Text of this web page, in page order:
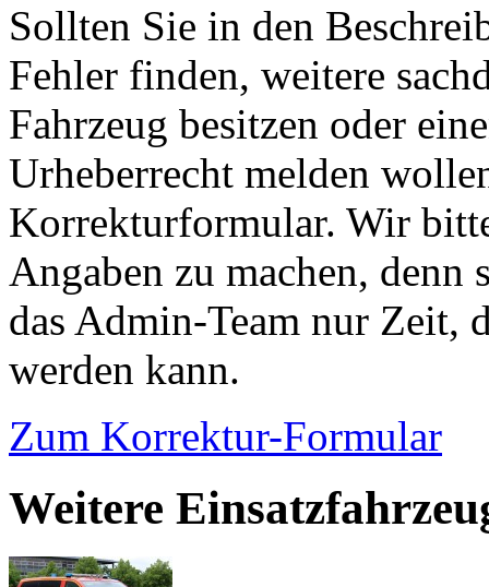
Sollten Sie in den
Fehler finden, weitere
Fahrzeug besitzen oder
Urheberrecht melden
Korrekturformular. Wir
Angaben zu machen,
das Admin-Team nur Zeit,
werden kann.
Zum Korrektur-Formular
Weitere